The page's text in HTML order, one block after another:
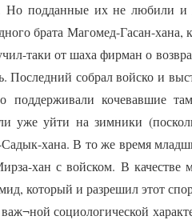
подданные их не любили и
брата Магомед-Гасан-хана,
таки от шаха фирман о
Последний собрал войско и
поддерживали кочевавшие
уже уйти на зимники
хана. В то же время
хан с войском. В
который и разрешил этот
социологической